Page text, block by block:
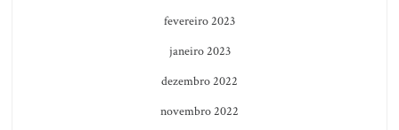
fevereiro 2023
janeiro 2023
dezembro 2022
novembro 2022